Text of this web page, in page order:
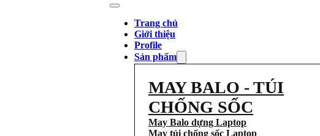
Trang chủ
Giới thiệu
Profile
Sản phẩm
MAY BALO - TÚI
CHỐNG SỐC
May Balo dựng Laptop
May túi chống sốc Laptop